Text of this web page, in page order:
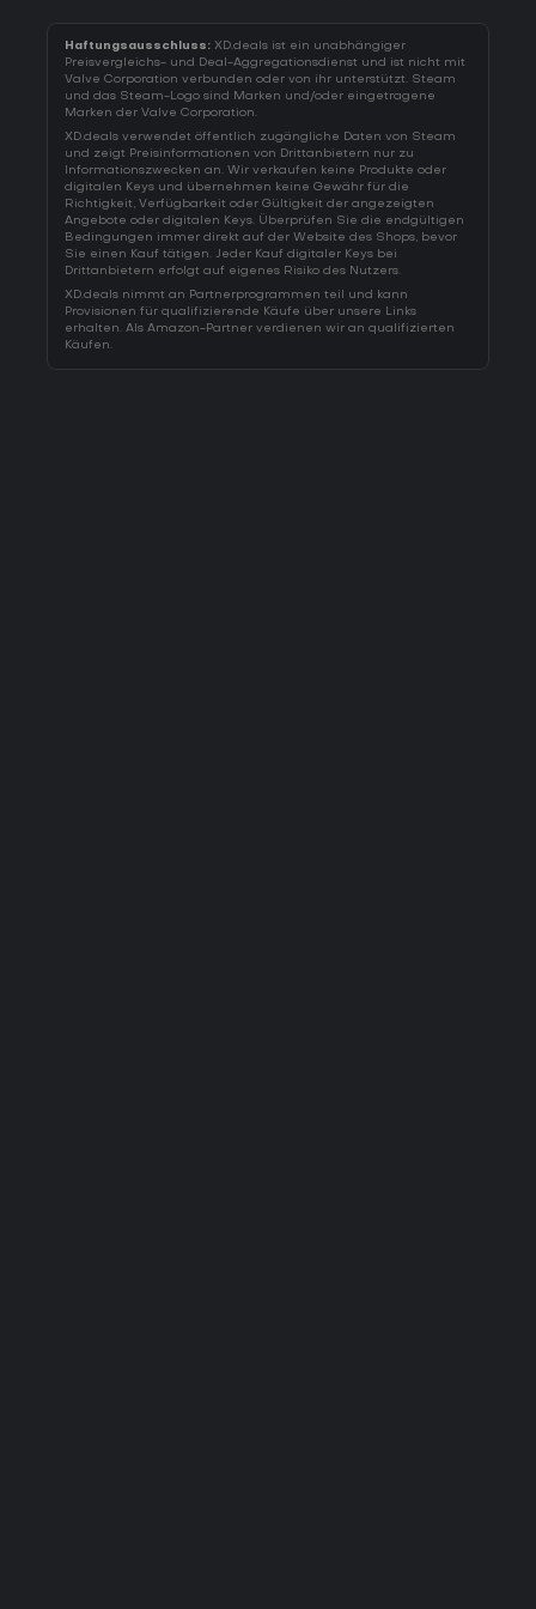
Haftungsausschluss: XD.deals ist ein unabhängiger
Preisvergleichs- und Deal-Aggregationsdienst und ist nicht mit
Valve Corporation verbunden oder von ihr unterstützt. Steam
und das Steam-Logo sind Marken und/oder eingetragene
Marken der Valve Corporation.
XD.deals verwendet öffentlich zugängliche Daten von Steam
und zeigt Preisinformationen von Drittanbietern nur zu
Informationszwecken an. Wir verkaufen keine Produkte oder
digitalen Keys und übernehmen keine Gewähr für die
Richtigkeit, Verfügbarkeit oder Gültigkeit der angezeigten
Angebote oder digitalen Keys. Überprüfen Sie die endgültigen
Bedingungen immer direkt auf der Website des Shops, bevor
Sie einen Kauf tätigen. Jeder Kauf digitaler Keys bei
Drittanbietern erfolgt auf eigenes Risiko des Nutzers.
XD.deals nimmt an Partnerprogrammen teil und kann
Provisionen für qualifizierende Käufe über unsere Links
erhalten. Als Amazon-Partner verdienen wir an qualifizierten
Käufen.